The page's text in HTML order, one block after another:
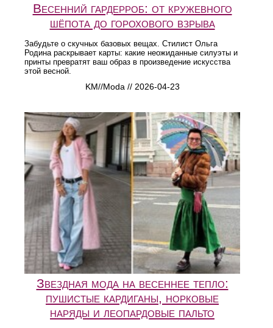
Весенний гардерроб: от кружевного
шёпота до горохового взрыва
Забудьте о скучных базовых вещах. Стилист Ольга
Родина раскрывает карты: какие неожиданные силуэты и
принты превратят ваш образ в произведение искусства
этой весной.
KM//Moda // 2026-04-23
Звездная мода на весеннее тепло:
пушистые кардиганы, норковые
наряды и леопардовые пальто